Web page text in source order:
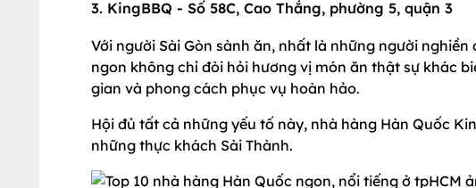
3. KingBBQ - Số 58C, Cao Thắng, phường 5, quận 3
Với người Sài Gòn sành ăn, nhất là những người
ngon không chỉ đòi hỏi hương vị món ăn thật sự khác
gian và phong cách phục vụ hoàn hảo.
Hội đủ tất cả những yếu tố này, nhà hàng Hàn Quốc
những thực khách Sài Thành.